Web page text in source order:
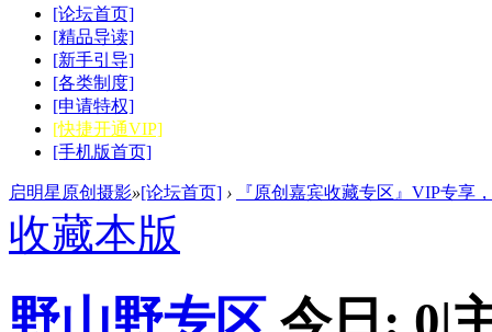
[论坛首页]
[精品导读]
[新手引导]
[各类制度]
[申请特权]
[快捷开通VIP]
[手机版首页]
启明星原创摄影»[论坛首页] › 『原创嘉宾收藏专区』VIP专享
收藏本版